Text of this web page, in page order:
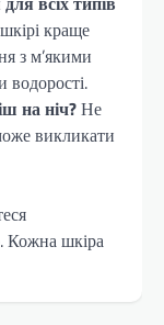
краще
з м’якими
на ніч?Не
викликати
Кожна шкіра